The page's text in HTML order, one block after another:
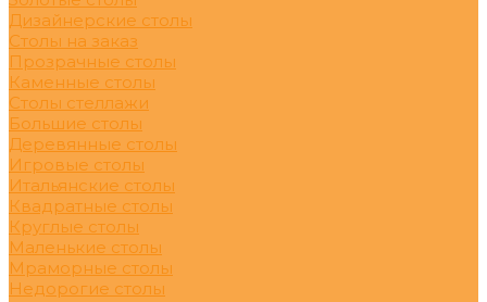
Дизайнерские столы
Столы на заказ
Прозрачные столы
Каменные столы
Столы стеллажи
Большие столы
Деревянные столы
Игровые столы
Итальянские столы
Квадратные столы
Круглые столы
Маленькие столы
Мраморные столы
Недорогие столы